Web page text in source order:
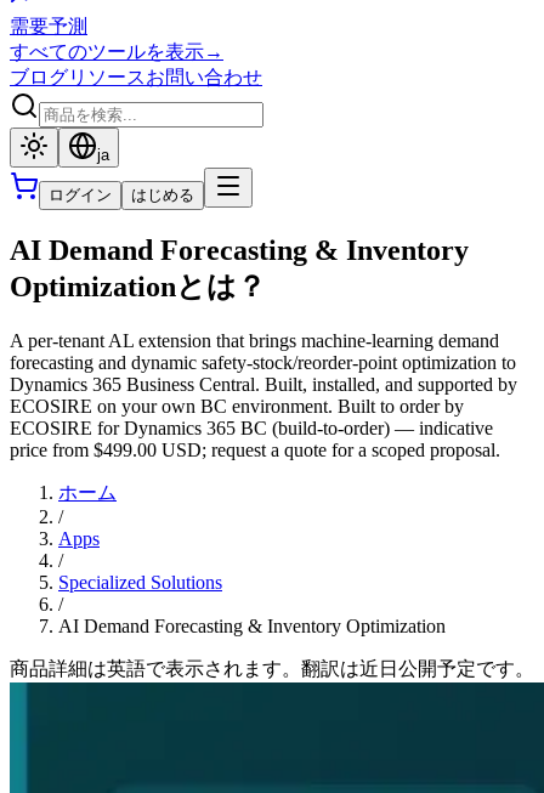
需要予測
すべてのツールを表示→
ブログリソースお問い合わせ
ja
ログイン はじめる
AI Demand Forecasting & Inventory
Optimizationとは？
A per-tenant AL extension that brings machine-learning demand
forecasting and dynamic safety-stock/reorder-point optimization to
Dynamics 365 Business Central. Built, installed, and supported by
ECOSIRE on your own BC environment. Built to order by
ECOSIRE for Dynamics 365 BC (build-to-order) — indicative
price from $499.00 USD; request a quote for a scoped proposal.
ホーム
/
Apps
/
Specialized Solutions
/
AI Demand Forecasting & Inventory Optimization
商品詳細は英語で表示されます。翻訳は近日公開予定です。